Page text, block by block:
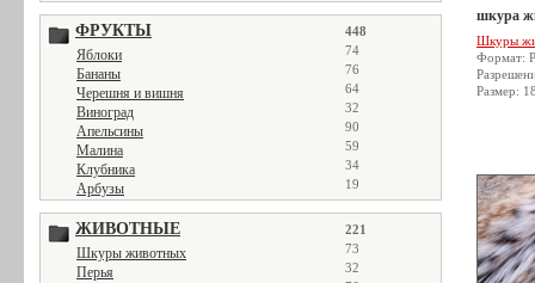
ФРУКТЫ 448
Яблоки 74
Бананы 76
Черешня и вишня 64
Виноград 32
Апельсины 90
Малина 59
Клубника 34
Арбузы 19
ЖИВОТНЫЕ 221
Шкуры животных 73
Перья 32
шкура
Шкуры
Формат:
Размер: